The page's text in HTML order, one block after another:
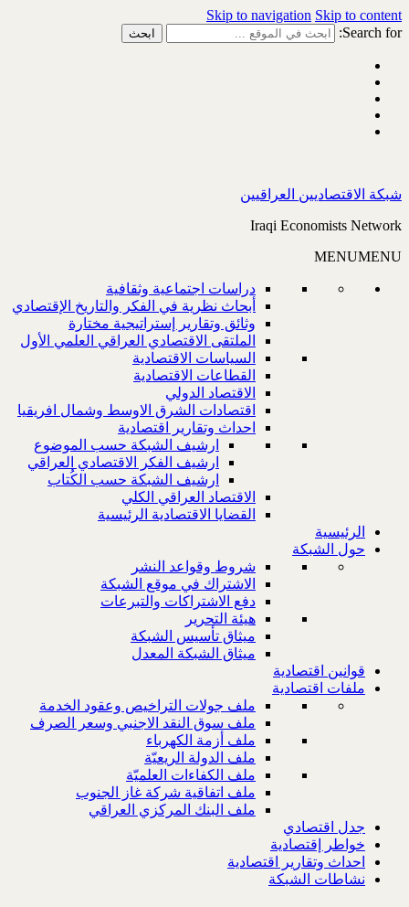
Skip to navigation Skip to content
Search for:
شبكة الاقتصاديين العراقيين
Iraqi Economists Network
MENUMENU
دراسات اجتماعية وثقافية
أبحاث نظرية في الفكر والتاريخ الإقتصادي
وثائق وتقارير إستراتيجية مختارة
الملتقى الاقتصادي العراقي العلمي الأول
السياسات الاقتصادية
القطاعات الاقتصادية
الاقتصاد الدولي
اقتصادات الشرق الاوسط وشمال افريقيا
احداث وتقارير اقتصادية
ارشيف الشبكة حسب الموضوع
ارشيف الفكر الاقتصادي العراقي
ارشيف الشبكة حسب الكُتاب
الاقتصاد العراقي الكلي
القضايا الاقتصادية الرئيسية
الرئيسية
حول الشبكة
شروط وقواعد النشر
الاشتراك في موقع الشبكة
دفع الاشتراكات والتبرعات
هيئة التحرير
ميثاق تأسيس الشبكة
ميثاق الشبكة المعدل
قوانين اقتصادية
ملفات اقتصادية
ملف جولات التراخيص وعقود الخدمة
ملف سوق النقد الاجنبي وسعر الصرف
ملف أزمة الكهرباء
ملف الدولة الريعيّة
ملف الكفاءات العلميّة
ملف اتفاقية شركة غاز الجنوب
ملف البنك المركزي العراقي
جدل اقتصادي
خواطر إقتصادية
احداث وتقارير اقتصادية
نشاطات الشبكة